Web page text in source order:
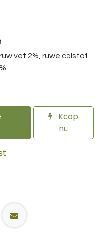
vet 2%, ruwe celstof
Koop
nu